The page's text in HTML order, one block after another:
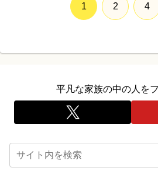
1 2 4
平凡な家族の中の人を